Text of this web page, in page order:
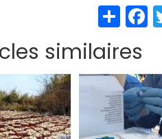
S
h
ar
e
similaires